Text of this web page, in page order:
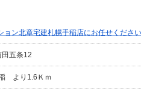
ョン北章宅建札幌手稲店にお任せください
五条12
より1.6Ｋｍ